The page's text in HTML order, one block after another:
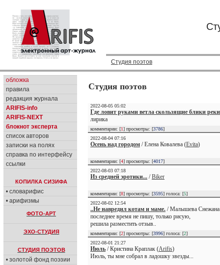
Студия поэтов
обложка
правила
редакция журнала
ARIFIS-info
ARIFIS-NEXT
блокнот эксперта
список авторов
записки на полях
справка по интерфейсу
ссылки
КОПИЛКА СИЗИФА
• словарифис
• арифизмы
ФОТО-АРТ
ЭХО-СТУДИЯ
СТУДИЯ ПОЭТОВ
• золотой фонд поэзии
Студия поэтов
2022-08-05 05:02
Где ловит руками ветла скользящие блики реки
лирика
комментарии: [1] просмотры: [3786]
2022-08-04 07:16
Осень над городом / Елена Ковалева (Evita)
комментарии: [4] просмотры: [4017]
2022-08-03 07:18
Из средней эротики... /Biker
комментарии: [8] просмотры: [3595] голоса: [5]
2022-08-02 12:54
..Не навредил котам и маме. / Малышева Снежана
последнее время не пишу, только рисую,
решила разместить отзыв..
комментарии: [2] просмотры: [3996] голоса: [2]
2022-08-01 21:27
Июль / Кристина Краплак (Arifis)
Июль, ты мне собрал в ладошку звезды...